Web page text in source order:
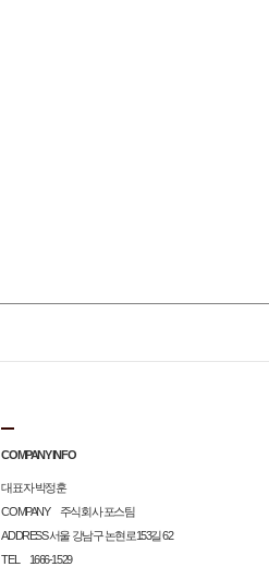
COMPANY INFO
대표자 박정훈
COMPANY 주식회사 포스팀
ADDRESS 서울 강남구 논현로153길 62
TEL 1666-1529